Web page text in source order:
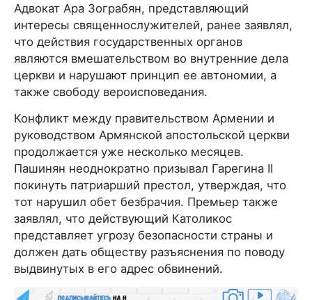
Адвокат Ара Зограбян, представляющий
интересы священнослужителей, ранее заявлял,
что действия государственных органов
являются вмешательством во внутренние дела
церкви и нарушают принцип ее автономии, а
также свободу вероисповедания.
Конфликт между правительством Армении и
руководством Армянской апостольской церкви
продолжается уже несколько месяцев.
Пашинян неоднократно призывал Гарегина II
покинуть патриарший престол, утверждая, что
тот нарушил обет безбрачия. Премьер также
заявлял, что действующий Католикос
представляет угрозу безопасности страны и
должен дать обществу разъяснения по поводу
выдвинутых в его адрес обвинений.